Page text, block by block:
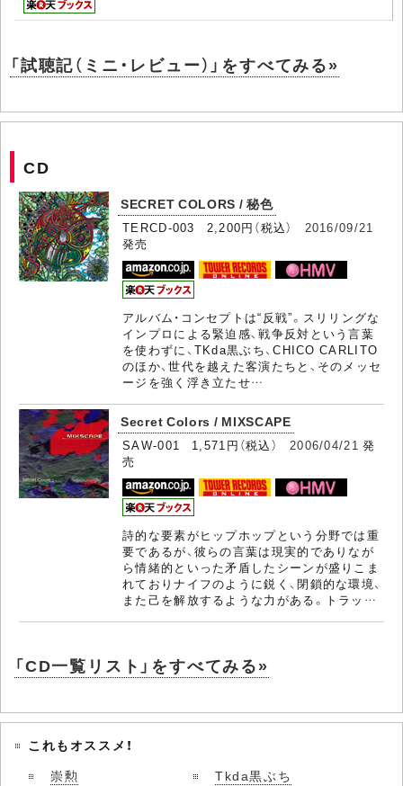
「試聴記（ミニ・レビュー）」をすべてみる»
CD
SECRET COLORS / 秘色
TERCD-003 2,200円（税込） 2016/09/21
発売
アルバム・コンセプトは“反戦”。スリリングな
インプロによる緊迫感、戦争反対という言葉
を使わずに、TKda黒ぶち、CHICO CARLITO
のほか、世代を越えた客演たちと、そのメッセ
ージを強く浮き立たせ…
Secret Colors / MIXSCAPE
SAW-001 1,571円（税込） 2006/04/21 発
売
詩的な要素がヒップホップという分野では重
要であるが、彼らの言葉は現実的でありなが
ら情緒的といった矛盾したシーンが盛りこま
れておりナイフのように鋭く、閉鎖的な環境、
また己を解放するような力がある。トラッ…
「CD一覧リスト」をすべてみる»
これもオススメ！
崇勲
Tkda黒ぶち